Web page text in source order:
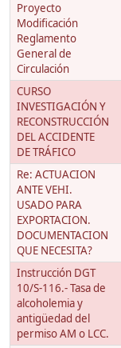
Proyecto
Modificación
Reglamento
General de
Circulación
CURSO
INVESTIGACIÓN Y
RECONSTRUCCIÓN
DEL ACCIDENTE
DE TRÁFICO
Re: ACTUACION
ANTE VEHI.
USADO PARA
EXPORTACION.
DOCUMENTACION
QUE NECESITA?
Instrucción DGT
10/S-116.- Tasa de
alcoholemia y
antigüedad del
permiso AM o LCC.